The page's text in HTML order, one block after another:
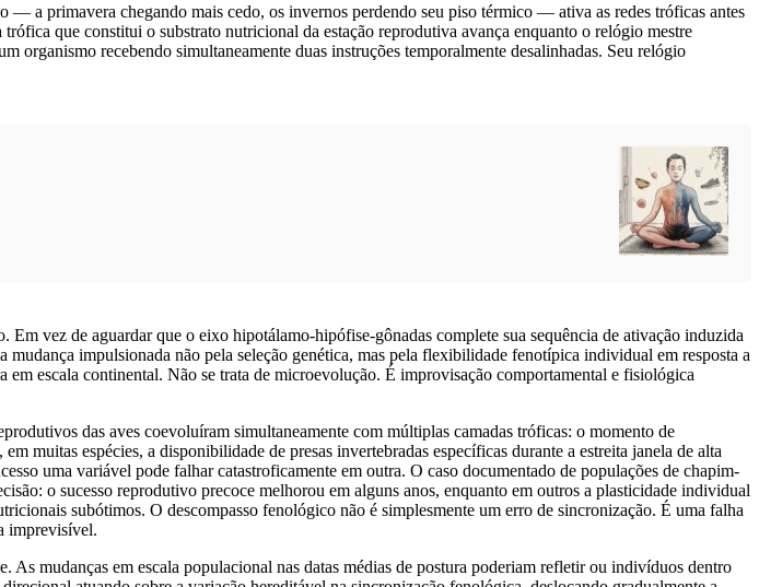
a primavera chegando mais cedo, os invernos perdendo seu piso térmico — ativa as redes tróficas antes
que constitui o substrato nutricional da estação reprodutiva avança enquanto o relógio mestre
recebendo simultaneamente duas instruções temporalmente desalinhadas. Seu relógio
vez de aguardar que o eixo hipotálamo-hipófise-gônadas complete sua sequência de ativação induzida
impulsionada não pela seleção genética, mas pela flexibilidade fenotípica individual em resposta a
escala continental. Não se trata de microevolução. É improvisação comportamental e fisiológica
das aves coevoluíram simultaneamente com múltiplas camadas tróficas: o momento de
muitas espécies, a disponibilidade de presas invertebradas específicas durante a estreita janela de alta
uma variável pode falhar catastroficamente em outra. O caso documentado de populações de chapim-
o sucesso reprodutivo precoce melhorou em alguns anos, enquanto em outros a plasticidade individual
subótimos. O descompasso fenológico não é simplesmente um erro de sincronização. É uma falha
imprevisível.
mudanças em escala populacional nas datas médias de postura poderiam refletir ou indivíduos dentro